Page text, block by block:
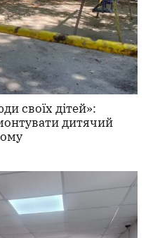
своїх дітей»:
дитячий